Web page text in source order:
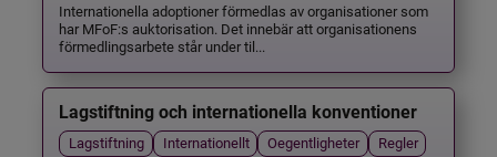
Internationella adoptioner förmedlas av organisationer som
har MFoF:s auktorisation. Det innebär att organisationens
förmedlingsarbete står under til...
Lagstiftning och internationella konventioner
Lagstiftning Internationellt Oegentligheter
Regler